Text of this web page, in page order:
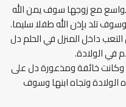
مع زوجها سوف يمن الله
وسوف تلد بإذن الله طفلا سليما.
داخل المنزل في الحلم دل
في الولادة.
وكانت خائفة ومذعورة دل على
الولادة وتجاه ابنها وسوف